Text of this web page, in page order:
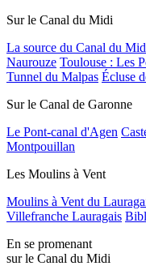
Sur le Canal du Midi
La source du Canal du
Naurouze Toulouse : Les
Tunnel du Malpas Écluse
Sur le Canal de Garonne
Le Pont-canal d'Agen
Montpouillan
Les Moulins à Vent
Moulins à Vent du
Villefranche Lauragais
En se promenant
sur le Canal du Midi